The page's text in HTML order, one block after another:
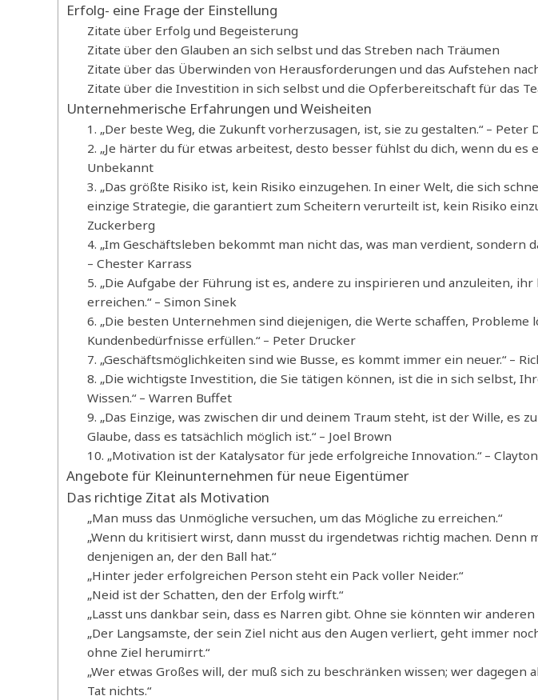
Erfolg- eine Frage der Einstellung
Zitate über Erfolg und Begeisterung
Zitate über den Glauben an sich selbst und das Streben nach Träumen
Zitate über das Überwinden von Herausforderungen und das Aufstehen
Zitate über die Investition in sich selbst und die Opferbereitschaft für das
Unternehmerische Erfahrungen und Weisheiten
1. „Der beste Weg, die Zukunft vorherzusagen, ist, sie zu gestalten.“ – Peter
2. „Je härter du für etwas arbeitest, desto besser fühlst du dich, wenn du es
Unbekannt
3. „Das größte Risiko ist, kein Risiko einzugehen. In einer Welt, die sich
einzige Strategie, die garantiert zum Scheitern verurteilt ist, kein Risiko
Zuckerberg
4. „Im Geschäftsleben bekommt man nicht das, was man verdient, sondern
– Chester Karrass
5. „Die Aufgabe der Führung ist es, andere zu inspirieren und anzuleiten, ihr
erreichen.“ – Simon Sinek
6. „Die besten Unternehmen sind diejenigen, die Werte schaffen, Probleme
Kundenbedürfnisse erfüllen.“ – Peter Drucker
7. „Geschäftsmöglichkeiten sind wie Busse, es kommt immer ein neuer.“ –
8. „Die wichtigste Investition, die Sie tätigen können, ist die in sich selbst,
Wissen.“ – Warren Buffet
9. „Das Einzige, was zwischen dir und deinem Traum steht, ist der Wille, es
Glaube, dass es tatsächlich möglich ist.“ – Joel Brown
10. „Motivation ist der Katalysator für jede erfolgreiche Innovation.“ –
Angebote für Kleinunternehmen für neue Eigentümer
Das richtige Zitat als Motivation
„Man muss das Unmögliche versuchen, um das Mögliche zu erreichen.“
„Wenn du kritisiert wirst, dann musst du irgendetwas richtig machen. Denn
denjenigen an, der den Ball hat.“
„Hinter jeder erfolgreichen Person steht ein Pack voller Neider.“
„Neid ist der Schatten, den der Erfolg wirft.“
„Lasst uns dankbar sein, dass es Narren gibt. Ohne sie könnten wir
„Der Langsamste, der sein Ziel nicht aus den Augen verliert, geht immer
ohne Ziel herumirrt.“
„Wer etwas Großes will, der muß sich zu beschränken wissen; wer dagegen
Tat nichts.“